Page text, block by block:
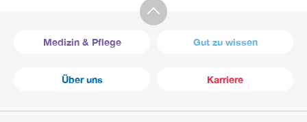
Medizin & Pflege Gut zu wissen
Über uns Karriere